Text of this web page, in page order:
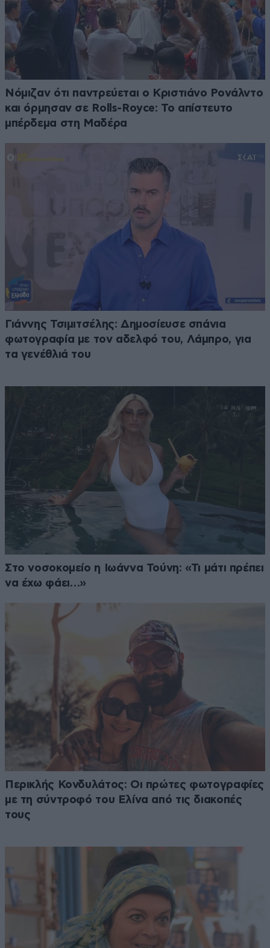
Νόμιζαν ότι παντρεύεται ο Κριστιάνο Ρονάλντο
και όρμησαν σε Rolls-Royce: Το απίστευτο
μπέρδεμα στη Μαδέρα
Γιάννης Τσιμιτσέλης: Δημοσίευσε σπάνια
φωτογραφία με τον αδελφό του, Λάμπρο, για
τα γενέθλιά του
Στο νοσοκομείο η Ιωάννα Τούνη: «Τι μάτι πρέπει
να έχω φάει…»
Περικλής Κονδυλάτος: Οι πρώτες φωτογραφίες
με τη σύντροφό του Ελίνα από τις διακοπές
τους